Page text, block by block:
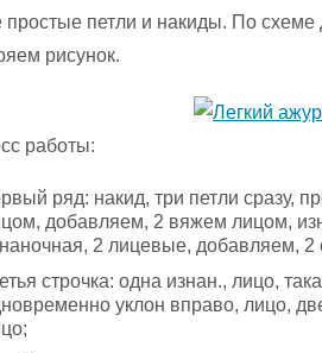
петли и накиды. По схеме
рисунок.
работы:
ряд: накид, три петли сразу,
добавляем, 2 вяжем лицом,
2 лицевые, добавляем,
строчка: одна изнан., лицо,
уклон вправо, лицо,